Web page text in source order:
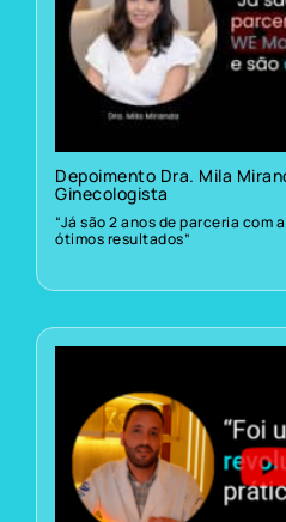
Depoimento Dra. Mila
Ginecologista
“Já são 2 anos de parceria com
ótimos resultados”